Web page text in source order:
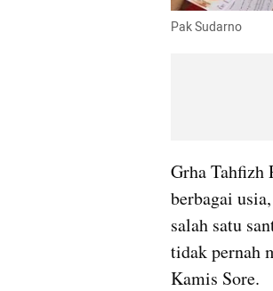
Pak Sudarno
Grha Tahfizh
berbagai
salah satu
tidak pernah
Kamis Sore.